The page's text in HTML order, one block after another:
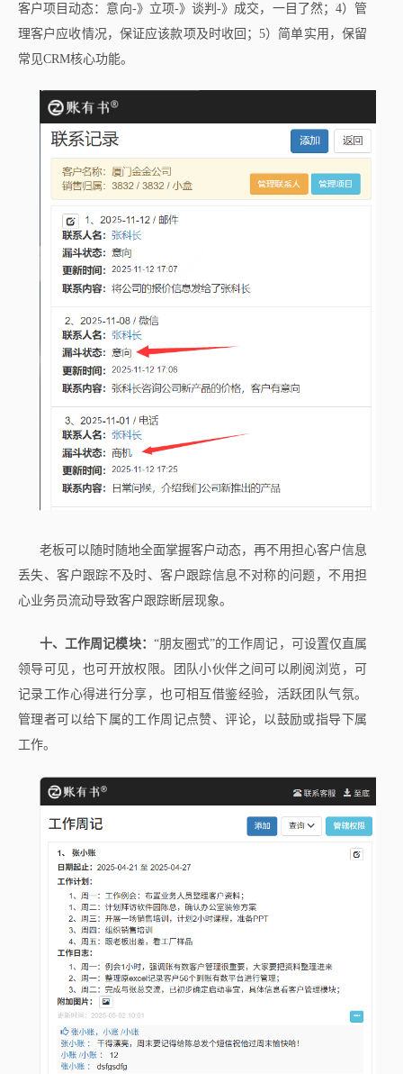
客户项目动态：意向-》立项-》谈判-》成交，一目了然；4）管
理客户应收情况，保证应该款项及时收回；5）简单实用，保留
常见CRM核心功能。
老板可以随时随地全面掌握客户动态，再不用担心客户信息
丢失、客户跟踪不及时、客户跟踪信息不对称的问题，不用担
心业务员流动导致客户跟踪断层现象。
十、工作周记模块： “朋友圈式”的工作周记，可设置仅直属
领导可见，也可开放权限。团队小伙伴之间可以刷阅浏览，可
记录工作心得进行分享，也可相互借鉴经验，活跃团队气氛。
管理者可以给下属的工作周记点赞、评论，以鼓励或指导下属
工作。